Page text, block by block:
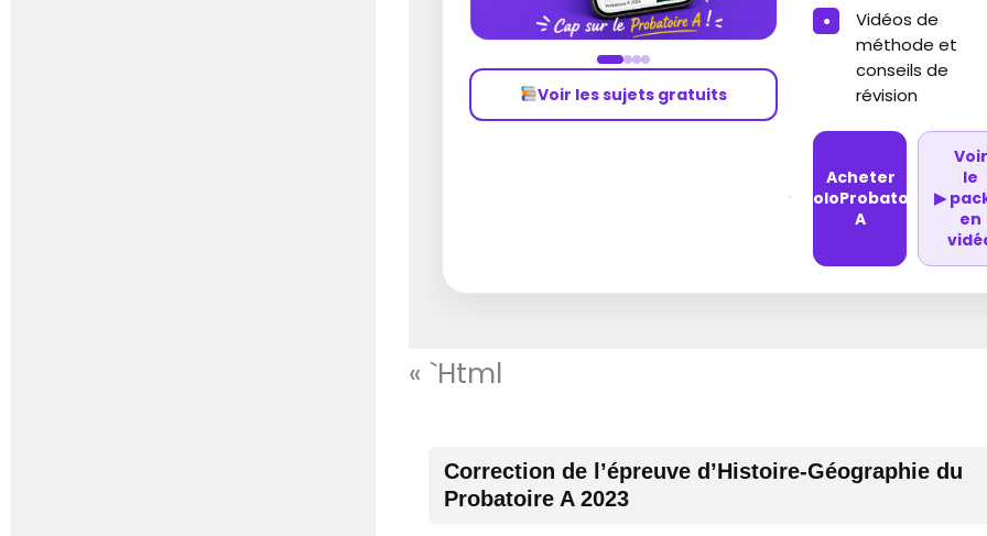
Voir les sujets gratuits
Vidéos de
méthode et
conseils de
révision
Acheter
NdoloProbatoire
A
▶
Voir
le
en
« `html
Correction de l’épreuve d’Histoire-Géographie du
Probatoire A 2023